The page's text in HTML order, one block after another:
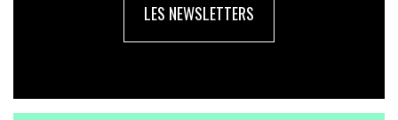
LES NEWSLETTERS